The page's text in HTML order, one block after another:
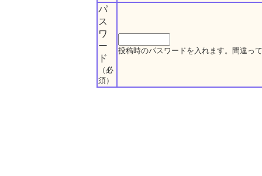
パ
ス
ワ
ー
ド
（必
須）
投稿時のパスワードを入れます。間違っ